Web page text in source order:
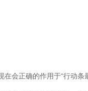
正确的作用于“行动条